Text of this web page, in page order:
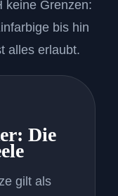
keine Grenzen:
bis hin
alles erlaubt.
Die
gilt als